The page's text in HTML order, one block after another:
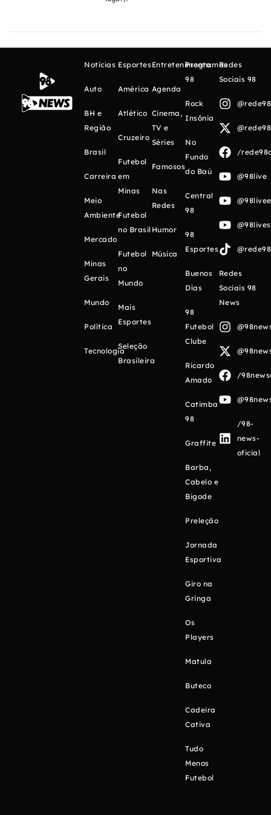
Notícias
Auto
BH e
Região
Brasil
Carreira
Meio
Ambiente
Mercado
Minas
Gerais
Mundo
Política
Tecnologia
Esportes
América
Atlético
Cruzeiro
Futebol
em
Minas
Futebol
no Brasil
Futebol
no
Mundo
Mais
Esportes
Seleção
Brasileira
Entretenimento
Agenda
Cinema,
TV e
Séries
Famosos
Nas
Redes
Humor
Música
Programas
98
Rock
Insônia
No
Fundo
do Baú
Central
98
98
Esportes
Buenos
Días
98
Futebol
Clube
Ricardo
Amado
Catimba
98
Graffite
Barba,
Cabelo e
Bigode
Preleção
Jornada
Esportiva
Giro na
Gringa
Os
Players
Matula
Buteco
Cadeira
Cativa
Tudo
Menos
Futebol
Redes
Sociais 98
/
@98live
Redes
Sociais 98
News
/
/98-
news-
oficial